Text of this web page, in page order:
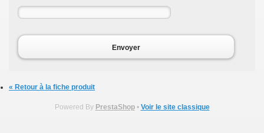
Envoyer
« Retour à la fiche produit
Powered By PrestaShop• Voir le site classique